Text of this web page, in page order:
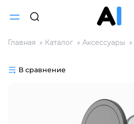
Главная Каталог Аксессуары
В сравнение
Разбейте
на части
без переплат